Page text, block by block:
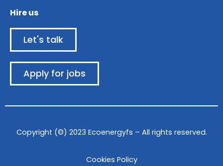
Hire us
Let's talk
Apply for jobs
Copyright (©) 2023 Ecoenergyfs – All rights reserved.
Cookies Policy